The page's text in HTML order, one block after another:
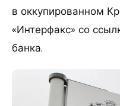
в оккупированном
«Интерфакс» со
банка.